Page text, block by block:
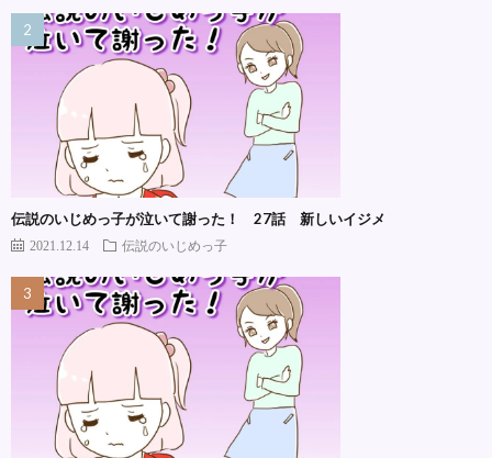
伝説のいじめっ子が泣いて謝った！ 27話 新しいイジメ
2021.12.14 伝説のいじめっ子